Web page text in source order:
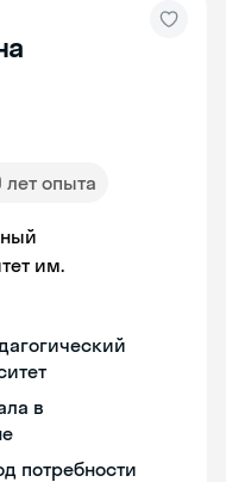
лет опыта
им.
в
потребности